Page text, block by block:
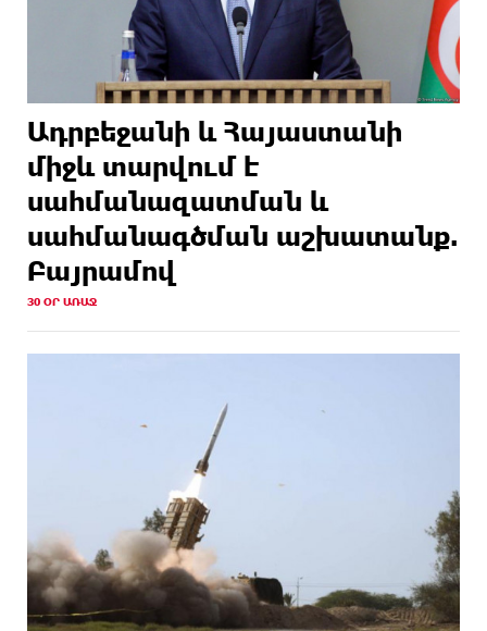
Ադրբեջանի և Հայաստանի
միջև տարվում է
սահմանազատման և
սահմանագծման աշխատանք.
Բայրամով
30 ՕՐ ԱՌԱՋ